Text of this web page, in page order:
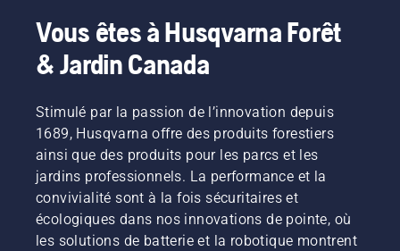
Vous êtes à Husqvarna Forêt
& Jardin Canada
Stimulé par la passion de l’innovation depuis
1689, Husqvarna offre des produits forestiers
ainsi que des produits pour les parcs et les
jardins professionnels. La performance et la
convivialité sont à la fois sécuritaires et
écologiques dans nos innovations de pointe, où
les solutions de batterie et la robotique montrent